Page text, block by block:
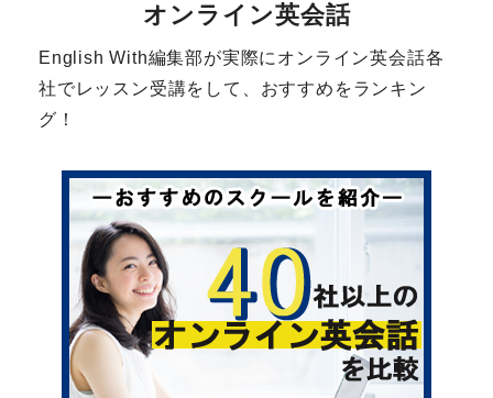
オンライン英会話
English With編集部が実際にオンライン英会話各
社でレッスン受講をして、おすすめをランキン
グ！